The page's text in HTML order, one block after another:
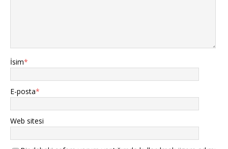
İsim*
E-posta*
Web sitesi